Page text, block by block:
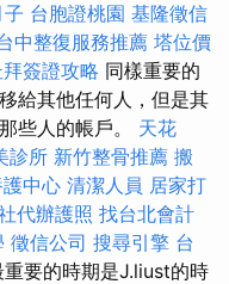
台胞證桃園 基隆徵信
中整復服務推薦 塔位價
簽證攻略 同樣重要的
給其他任何人，但是其
些人的帳戶。 天花
診所 新竹整骨推薦 搬
中心 清潔人員 居家打
代辦護照 找台北會計
徵信公司 搜尋引擎 台
要的時期是J.liust的時